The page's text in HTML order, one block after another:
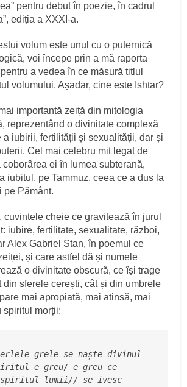
pentru debut în poezie, în cadrul
ediția a XXXI-a.
volum este unul cu o puternică
voi începe prin a mă raporta
a vedea în ce măsură titlul
volumului. Așadar, cine este Ishtar?
importantă zeiță din mitologia
reprezentând o divinitate complexă
a iubirii, fertilității și sexualității, dar și
Cel mai celebru mit legat de
ei în lumea subterană,
iubitul, pe Tammuz, ceea ce a dus la
pe Pământ.
cuvintele cheie ce gravitează în jurul
iubire, fertilitate, sexualitate, război,
Alex Gabriel Stan, în poemul ce
și care astfel dă și numele
o divinitate obscură, ce își trage
din sferele cerești, cât și din umbrele
mai apropiată, mai atinsă, mai
spiritul morții:
grele se naște divinul
e greu/ e greu ce
spiritul lumii// se ivesc